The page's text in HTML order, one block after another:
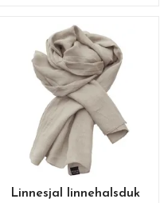
Linnesjal linnehalsduk